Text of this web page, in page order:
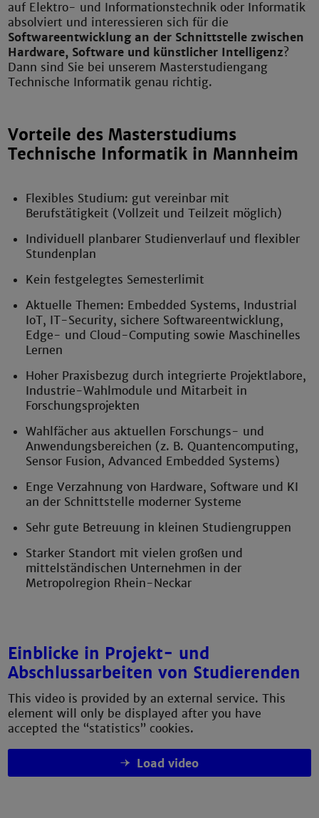
auf Elektro- und Informationstechnik oder Informatik
absolviert und interessieren sich für die
Softwareentwicklung an der Schnittstelle zwischen
Hardware, Software und künstlicher Intelligenz?
Dann sind Sie bei unserem Masterstudiengang
Technische Informatik genau richtig.
Vorteile des Masterstudiums
Technische Informatik in Mannheim
Flexibles Studium: gut vereinbar mit
Berufstätigkeit (Vollzeit und Teilzeit möglich)
Individuell planbarer Studienverlauf und flexibler
Stundenplan
Kein festgelegtes Semesterlimit
Aktuelle Themen: Embedded Systems, Industrial
IoT, IT-Security, sichere Softwareentwicklung,
Edge- und Cloud-Computing sowie Maschinelles
Lernen
Hoher Praxisbezug durch integrierte Projektlabore,
Industrie-Wahlmodule und Mitarbeit in
Forschungsprojekten
Wahlfächer aus aktuellen Forschungs- und
Anwendungsbereichen (z. B. Quantencomputing,
Sensor Fusion, Advanced Embedded Systems)
Enge Verzahnung von Hardware, Software und KI
an der Schnittstelle moderner Systeme
Sehr gute Betreuung in kleinen Studiengruppen
Starker Standort mit vielen großen und
mittelständischen Unternehmen in der
Metropolregion Rhein-Neckar
Einblicke in Projekt- und
Abschlussarbeiten von Studierenden
This video is provided by an external service. This
element will only be displayed after you have
accepted the “statistics” cookies.
Load video